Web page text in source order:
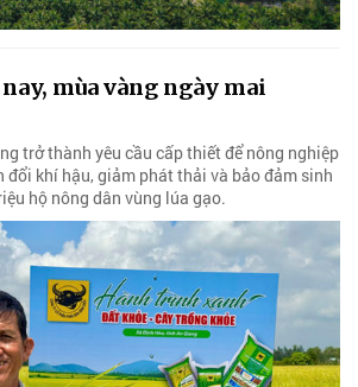
mùa vàng ngày mai
trở thành yêu cầu cấp thiết để nông nghiệp
đổi khí hậu, giảm phát thải và bảo đảm sinh
hộ nông dân vùng lúa gạo.